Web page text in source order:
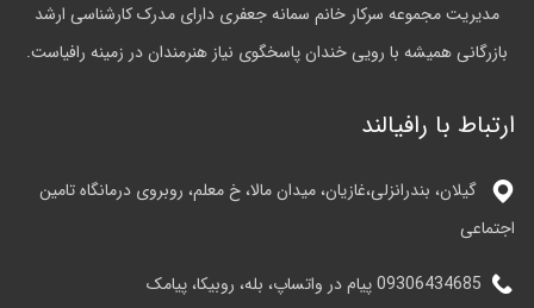
مدیریت مجموعه سرکار خانم سمانه جعفری دارای مدرک کارشناسی ارشد
بازرگانی همیشه با رویی خندان پاسخگوی نیاز هنرمندان در زمینه رافیاست.
ارتباط با رافیالند
گیلان، بندرانزلی،غازیان، میدان مالا، خ معلم، روبروی درمانگاه تامین
اجتماعی
09306434685 پیام در واتساپ، بله، روبیکا، پیامک